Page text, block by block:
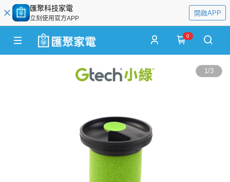
匯聚科技家電
立刻使用官方APP
開啟APP
0
1/3